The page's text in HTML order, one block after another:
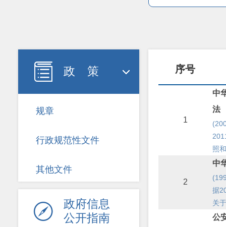
 政 策
规章
行政规范性文件
其他文件

政府信息
公开指南
序号
1
中
法
照
2
中
据
关
公